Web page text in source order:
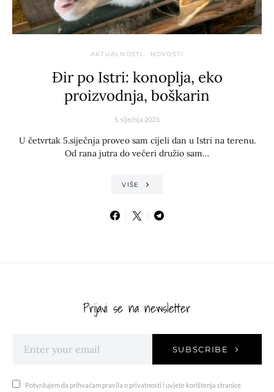
AKTUALNOSTI NOVOSTI
Đir po Istri: konoplja, eko
proizvodnja, boškarin
5. siječnja 2023.
U četvrtak 5.siječnja proveo sam cijeli dan u Istri na terenu.
Od rana jutra do večeri družio sam…
VIŠE
Prijavi se na newsletter
SUBSCRIBE
Potvrđujem da prihvaćam pravila o privatnosti i uvjete korištenja stranice.